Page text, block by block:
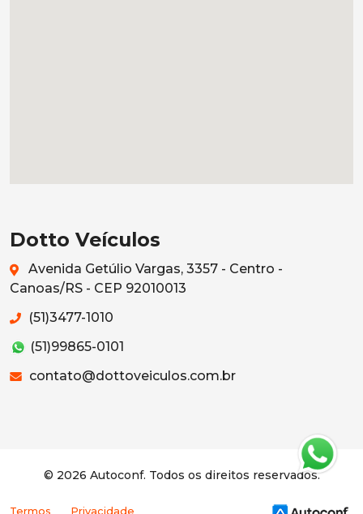
Dotto Veículos
Avenida Getúlio Vargas, 3357 - Centro -
Canoas/RS - CEP 92010013
(51)3477-1010
(51)99865-0101
contato@dottoveiculos.com.br
© 2026 Autoconf. Todos os direitos reservados.
Termos Privacidade